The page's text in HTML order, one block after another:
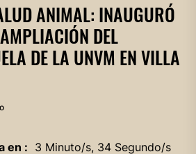
ANIMAL: INAUGURÓ
DEL
DE LA UNVM EN VILLA
en : 3 Minuto/s, 34 Segundo/s